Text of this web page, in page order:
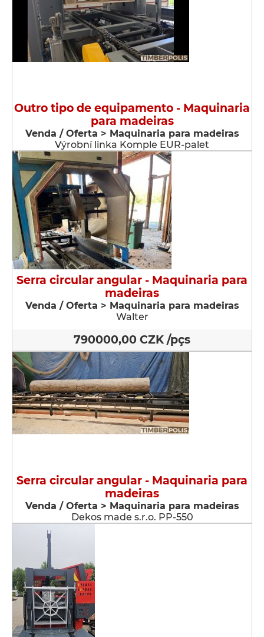
Outro tipo de equipamento - Maquinaria
para madeiras
Venda / Oferta > Maquinaria para madeiras
Výrobní linka Komple EUR-palet
Serra circular angular - Maquinaria para
madeiras
Venda / Oferta > Maquinaria para madeiras
Walter
790000,00 CZK /pçs
Serra circular angular - Maquinaria para
madeiras
Venda / Oferta > Maquinaria para madeiras
Dekos made s.r.o. PP-550